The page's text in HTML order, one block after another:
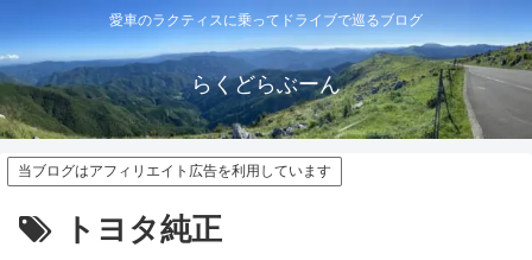
愛車のラクティスに乗ってドライブで巡るブログ
らくどらぶーん
当ブログはアフィリエイト広告を利用しています
トヨタ純正